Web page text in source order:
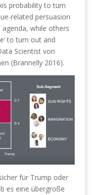
probability to turn
related persuasion
while others
to turn out and
Scientist von
(Brannelly 2016).
für Trump oder
es eine übergroße